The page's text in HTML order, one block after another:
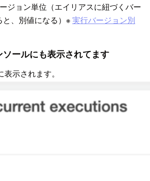
ジョン単位（エイリアスに紐づくバー
と、別値になる）※実行バージョン別
ールにも表示されてます
示されます。